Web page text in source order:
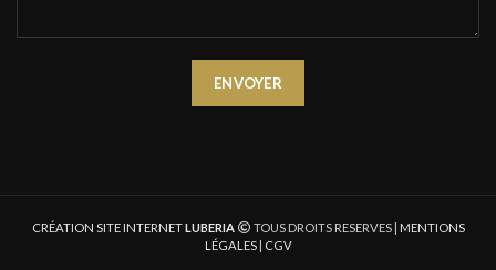
CRÉATION SITE INTERNETLUBERIA TOUS DROITS RESERVES | MENTIONS
LÉGALES| CGV